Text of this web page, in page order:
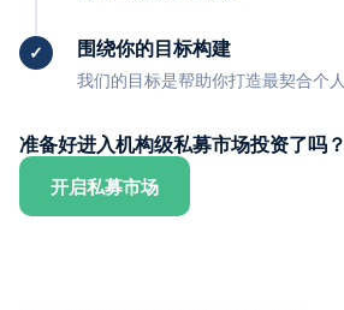
围绕你的目标构建
我们的目标是帮助你打造最契合个
准备好进入机构级私募市场投资了吗？
开启私募市场